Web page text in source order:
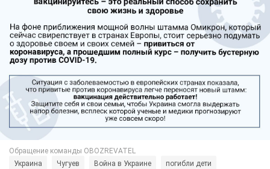
Украина Чугуев Война в Украине погибли дети